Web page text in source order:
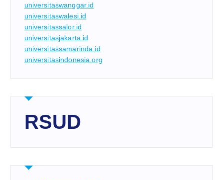
universitaswanggar.id
universitaswalesi.id
universitassalor.id
universitasjakarta.id
universitassamarinda.id
universitasindonesia.org
RSUD